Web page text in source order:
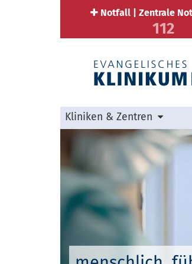
Notfall | Zentrale
112
Kliniken & Zentren